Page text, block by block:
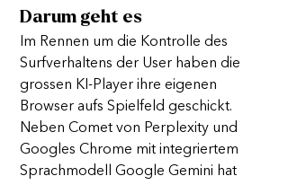
Darum geht es
Im Rennen um die Kontrolle des
Surfverhaltens der User haben die
grossen KI-Player ihre eigenen
Browser aufs Spielfeld geschickt.
Neben Comet von Perplexity und
Googles Chrome mit integriertem
Sprachmodell Google Gemini hat